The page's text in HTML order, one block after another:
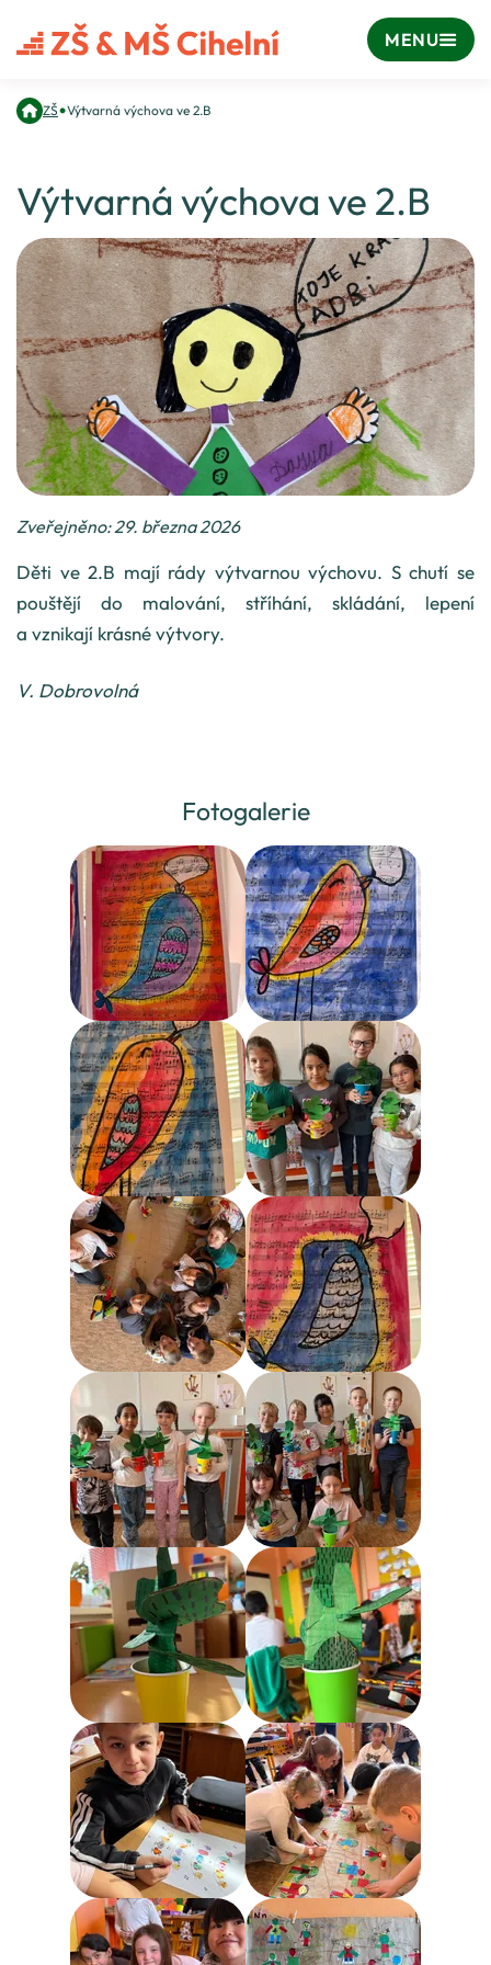
MENU
ZŠ•Výtvarná výchova ve 2.B
Výtvarná výchova ve 2.B
Zveřejněno: 29. března 2026
Děti ve 2.B mají rády výtvarnou výchovu. S chutí se
pouštějí do malování, stříhání, skládání, lepení
a vznikají krásné výtvory.
V. Dobrovolná
Fotogalerie